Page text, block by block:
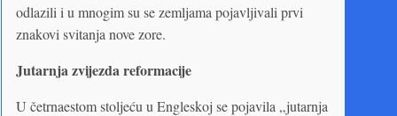
odlazili i u mnogim su se zemljama pojavljivali prvi
znakovi svitanja nove zore.
Jutarnja zvijezda reformacije
U četrnaestom stoljeću u Engleskoj se pojavila „jutarnja